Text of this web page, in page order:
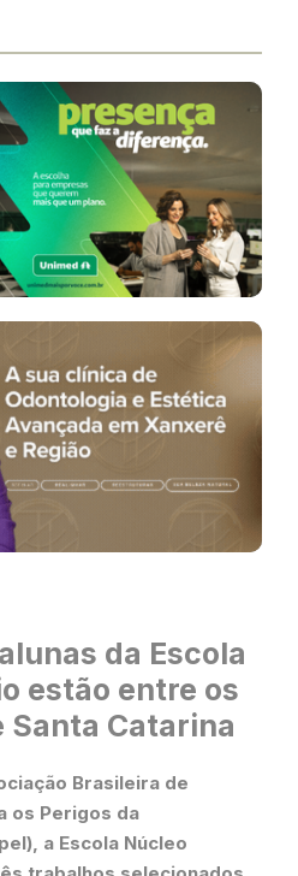
da Escola
estão entre os
Santa Catarina
Brasileira de
os Perigos da
a Escola Núcleo